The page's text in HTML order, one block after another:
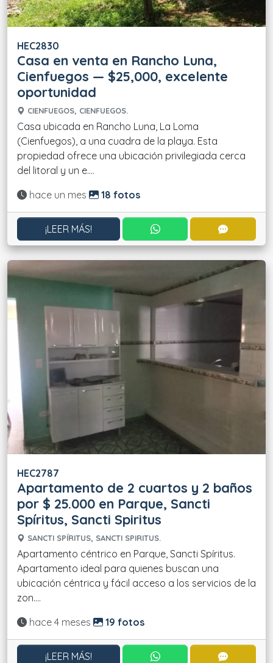
HEC2830
Casa en venta en Rancho Luna,
Cienfuegos — $25,000, excelente
oportunidad
CIENFUEGOS, CIENFUEGOS.
Casa ubicada en Rancho Luna, La Loma
(Cienfuegos), a una cuadra de la playa. Esta
propiedad ofrece una ubicación privilegiada cerca
del litoral y un e....
Actualizado:
hace un mes 18 fotos
¡LEER MÁS! CONTACTAR POR
HEC2787
Apartamento de 2 cuartos y 2 baños
por $ 25.000 en Parque, Sancti
Spíritus, Sancti Spiritus
SANCTI SPÍRITUS, SANCTI SPIRITUS.
Apartamento céntrico en Parque, Sancti Spíritus.
Apartamento ideal para quienes buscan una
ubicación céntrica y fácil acceso a los servicios de la
zon....
Actualizado:
hace 4 meses 19 fotos
¡LEER MÁS! CONTACTAR POR